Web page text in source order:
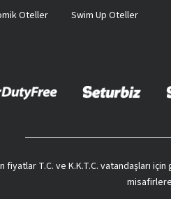
Oteller
Swim Up Oteller
fiyatlar T.C. ve K.K.T.C. vatandaşları